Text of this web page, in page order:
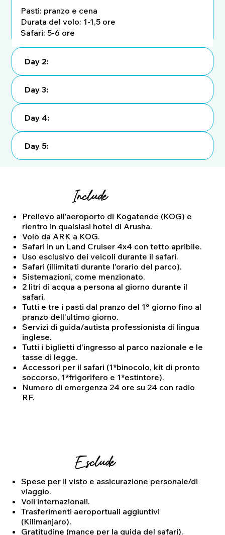
Pasti: pranzo e cena
Durata del volo: 1-1,5 ore
Safari: 5-6 ore
Day 2:
Day 3:
Day 4:
Day 5:
Include
Prelievo all'aeroporto di Kogatende (KOG) e
rientro in qualsiasi hotel di Arusha.
Volo da ARK a KOG.
Safari in un Land Cruiser 4x4 con tetto apribile.
Uso esclusivo dei veicoli durante il safari.
Safari (illimitati durante l'orario del parco).
Sistemazioni, come menzionato.
2 litri di acqua a persona al giorno durante il
safari.
Tutti e tre i pasti dal pranzo del 1° giorno fino al
pranzo dell'ultimo giorno.
Servizi di guida/autista professionista di lingua
inglese.
Tutti i biglietti d'ingresso al parco nazionale e le
tasse di legge.
Accessori per il safari (1*binocolo, kit di pronto
soccorso, 1*frigorifero e 1*estintore).
Numero di emergenza 24 ore su 24 con radio
RF.
Esclude
Spese per il visto e assicurazione personale/di
viaggio.
Voli internazionali.
Trasferimenti aeroportuali aggiuntivi
(Kilimanjaro).
Gratitudine (mance per la guida del safari).